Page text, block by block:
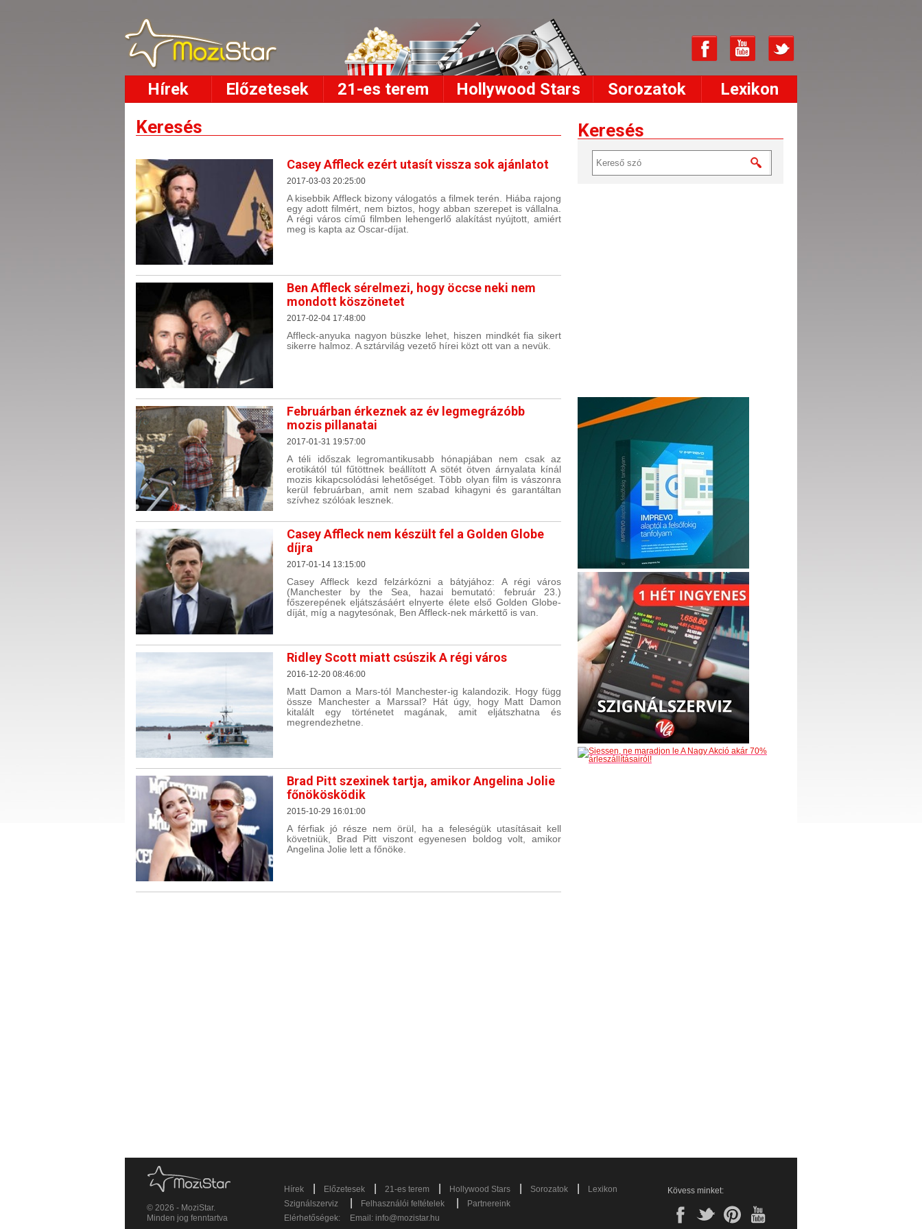
Hírek Előzetesek 21-es terem Hollywood Stars Sorozatok Lexikon
Keresés
Casey Affleck ezért utasít vissza sok ajánlatot
2017-03-03 20:25:00
A kisebbik Affleck bizony válogatós a filmek terén. Hiába rajong
egy adott filmért, nem biztos, hogy abban szerepet is vállalna.
A régi város című filmben lehengerlő alakítást nyújtott, amiért
meg is kapta az Oscar-díjat.
Ben Affleck sérelmezi, hogy öccse neki nem
mondott köszönetet
2017-02-04 17:48:00
Affleck-anyuka nagyon büszke lehet, hiszen mindkét fia sikert
sikerre halmoz. A sztárvilág vezető hírei közt ott van a nevük.
Februárban érkeznek az év legmegrázóbb
mozis pillanatai
2017-01-31 19:57:00
A téli időszak legromantikusabb hónapjában nem csak az
erotikától túl fűtöttnek beállított A sötét ötven árnyalata kínál
mozis kikapcsolódási lehetőséget. Több olyan film is vászonra
kerül februárban, amit nem szabad kihagyni és garantáltan
szívhez szólóak lesznek.
Casey Affleck nem készült fel a Golden Globe
díjra
2017-01-14 13:15:00
Casey Affleck kezd felzárkózni a bátyjához: A régi város
(Manchester by the Sea, hazai bemutató: február 23.)
főszerepének eljátszásáért elnyerte élete első Golden Globe-
díját, míg a nagytesónak, Ben Affleck-nek márkettő is van.
Ridley Scott miatt csúszik A régi város
2016-12-20 08:46:00
Matt Damon a Mars-tól Manchester-ig kalandozik. Hogy függ
össze Manchester a Marssal? Hát úgy, hogy Matt Damon
kitalált egy történetet magának, amit eljátszhatna és
megrendezhetne.
Brad Pitt szexinek tartja, amikor Angelina Jolie
főnökösködik
2015-10-29 16:01:00
A férfiak jó része nem örül, ha a feleségük utasításait kell
követniük, Brad Pitt viszont egyenesen boldog volt, amikor
Angelina Jolie lett a főnöke.
Keresés
© 2026 - MoziStar.
Minden jog fenntartva
Hírek Előzetesek 21-es terem Hollywood Stars Sorozatok
Lexikon
Szignálszerviz
Felhasználói feltételek
Partnereink
Elérhetőségek:
Email: info@mozistar.hu
Kövess minket: